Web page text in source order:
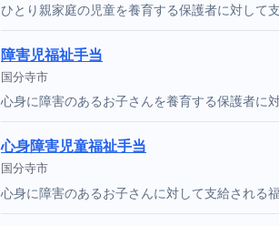
ひとり親家庭の児童を養育する保護者に対して
障害児福祉手当
国分寺市
心身に障害のあるお子さんを養育する保護者に
心身障害児童福祉手当
国分寺市
心身に障害のあるお子さんに対して支給される